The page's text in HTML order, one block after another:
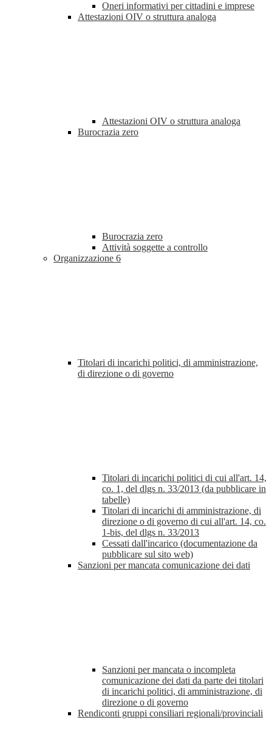
Oneri informativi per cittadini e imprese
Attestazioni OIV o struttura analoga
Attestazioni OIV o struttura analoga
Burocrazia zero
Burocrazia zero
Attività soggette a controllo
Organizzazione 6
Titolari di incarichi politici, di amministrazione,
di direzione o di governo
Titolari di incarichi politici di cui all'art. 14,
co. 1, del dlgs n. 33/2013 (da pubblicare in
tabelle)
Titolari di incarichi di amministrazione, di
direzione o di governo di cui all'art. 14, co.
1-bis, del dlgs n. 33/2013
Cessati dall'incarico (documentazione da
pubblicare sul sito web)
Sanzioni per mancata comunicazione dei dati
Sanzioni per mancata o incompleta
comunicazione dei dati da parte dei titolari
di incarichi politici, di amministrazione, di
direzione o di governo
Rendiconti gruppi consiliari regionali/provinciali